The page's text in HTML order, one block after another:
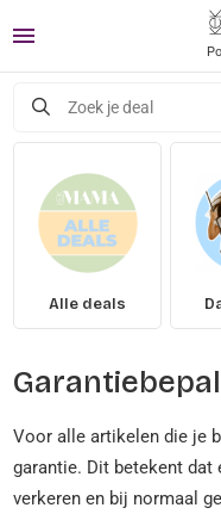
Menu
Zoek je deal
Alle deals
Voor alle artikelen die je
garantie. Dit betekent
verkeren en bij normaal